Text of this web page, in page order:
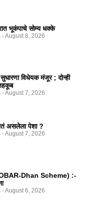
भूकंपाचे सोम्य धक्के
August 8, 2026
विधेयक मंजूर ; दोन्ही
August 7, 2026
असलेला पेशा ?
August 7, 2026
Dhan Scheme) :-
August 6, 2026